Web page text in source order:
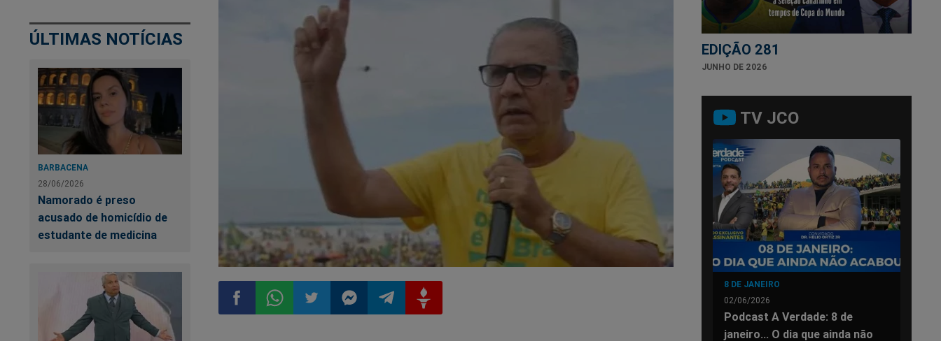
ÚLTIMAS NOTÍCIAS
BARBACENA
28/06/2026
Namorado é preso
acusado de homicídio de
estudante de medicina
EDIÇÃO 281
JUNHO DE 2026
TV JCO
8 DE JANEIRO
02/06/2026
Podcast A Verdade: 8 de
janeiro... O dia que ainda não